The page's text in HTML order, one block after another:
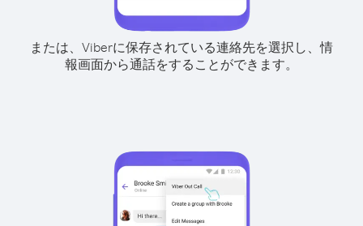
または、Viberに保存されている連絡先を選択し、情
報画面から通話をすることができます。